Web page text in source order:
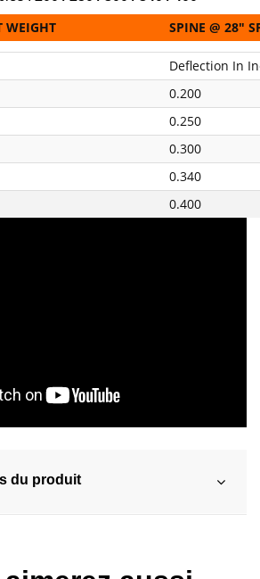
WEIGHT SPINE @ 28″
Deflection In
0.200
0.250
0.300
0.340
0.400
du produit